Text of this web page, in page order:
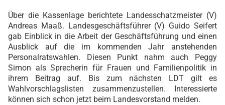
Über die Kassenlage berichtete Landesschatzmeister (V)
Andreas Maaß. Landesgeschäftsführer (V) Guido Seifert
gab Einblick in die Arbeit der Geschäftsführung und einen
Ausblick auf die im kommenden Jahr anstehenden
Personalratswahlen. Diesen Punkt nahm auch Peggy
Simon als Sprecherin für Frauen und Familienpolitik in
ihrem Beitrag auf. Bis zum nächsten LDT gilt es
Wahlvorschlagslisten zusammenzustellen. Interessierte
können sich schon jetzt beim Landesvorstand melden.